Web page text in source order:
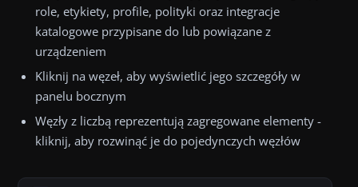
role, etykiety, profile, polityki oraz integracje
katalogowe przypisane do lub powiązane z
urządzeniem
Kliknij na węzeł, aby wyświetlić jego szczegóły w
panelu bocznym
Węzły z liczbą reprezentują zagregowane elementy -
kliknij, aby rozwinąć je do pojedynczych węzłów